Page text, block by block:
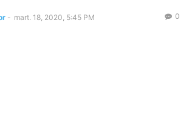
- mart. 18, 2020, 5:45 PM 0